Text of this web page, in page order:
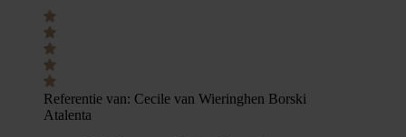
Referentie van: Cecile van Wieringhen Borski
Atalenta